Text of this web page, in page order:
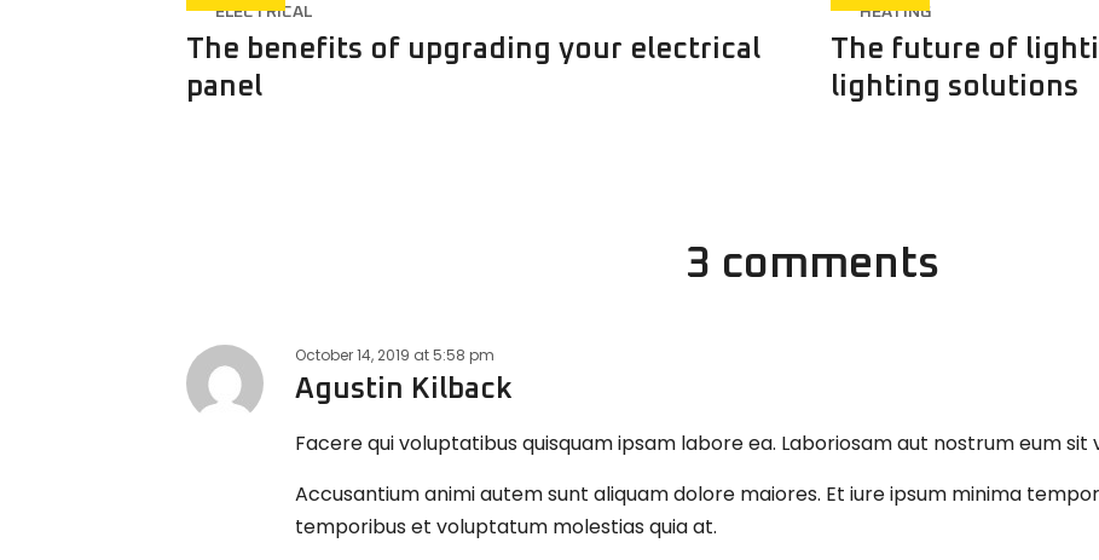
ELECTRICAL
The benefits of upgrading your electrical
panel
HEATING
The future of
lighting solutions
3 comments
October 14, 2019 at5:58 pm
Agustin Kilback
Facere qui voluptatibus quisquam ipsam labore ea. Laboriosam aut nostrum eum sit
Accusantium animi autem sunt aliquam dolore maiores. Et iure ipsum minima
temporibus et voluptatum molestias quia at.